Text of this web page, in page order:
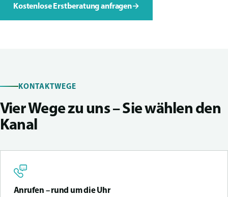
Kostenlose Erstberatung anfragen→
KONTAKTWEGE
Vier Wege zu uns – Sie wählen den
Kanal
Anrufen – rund um die Uhr